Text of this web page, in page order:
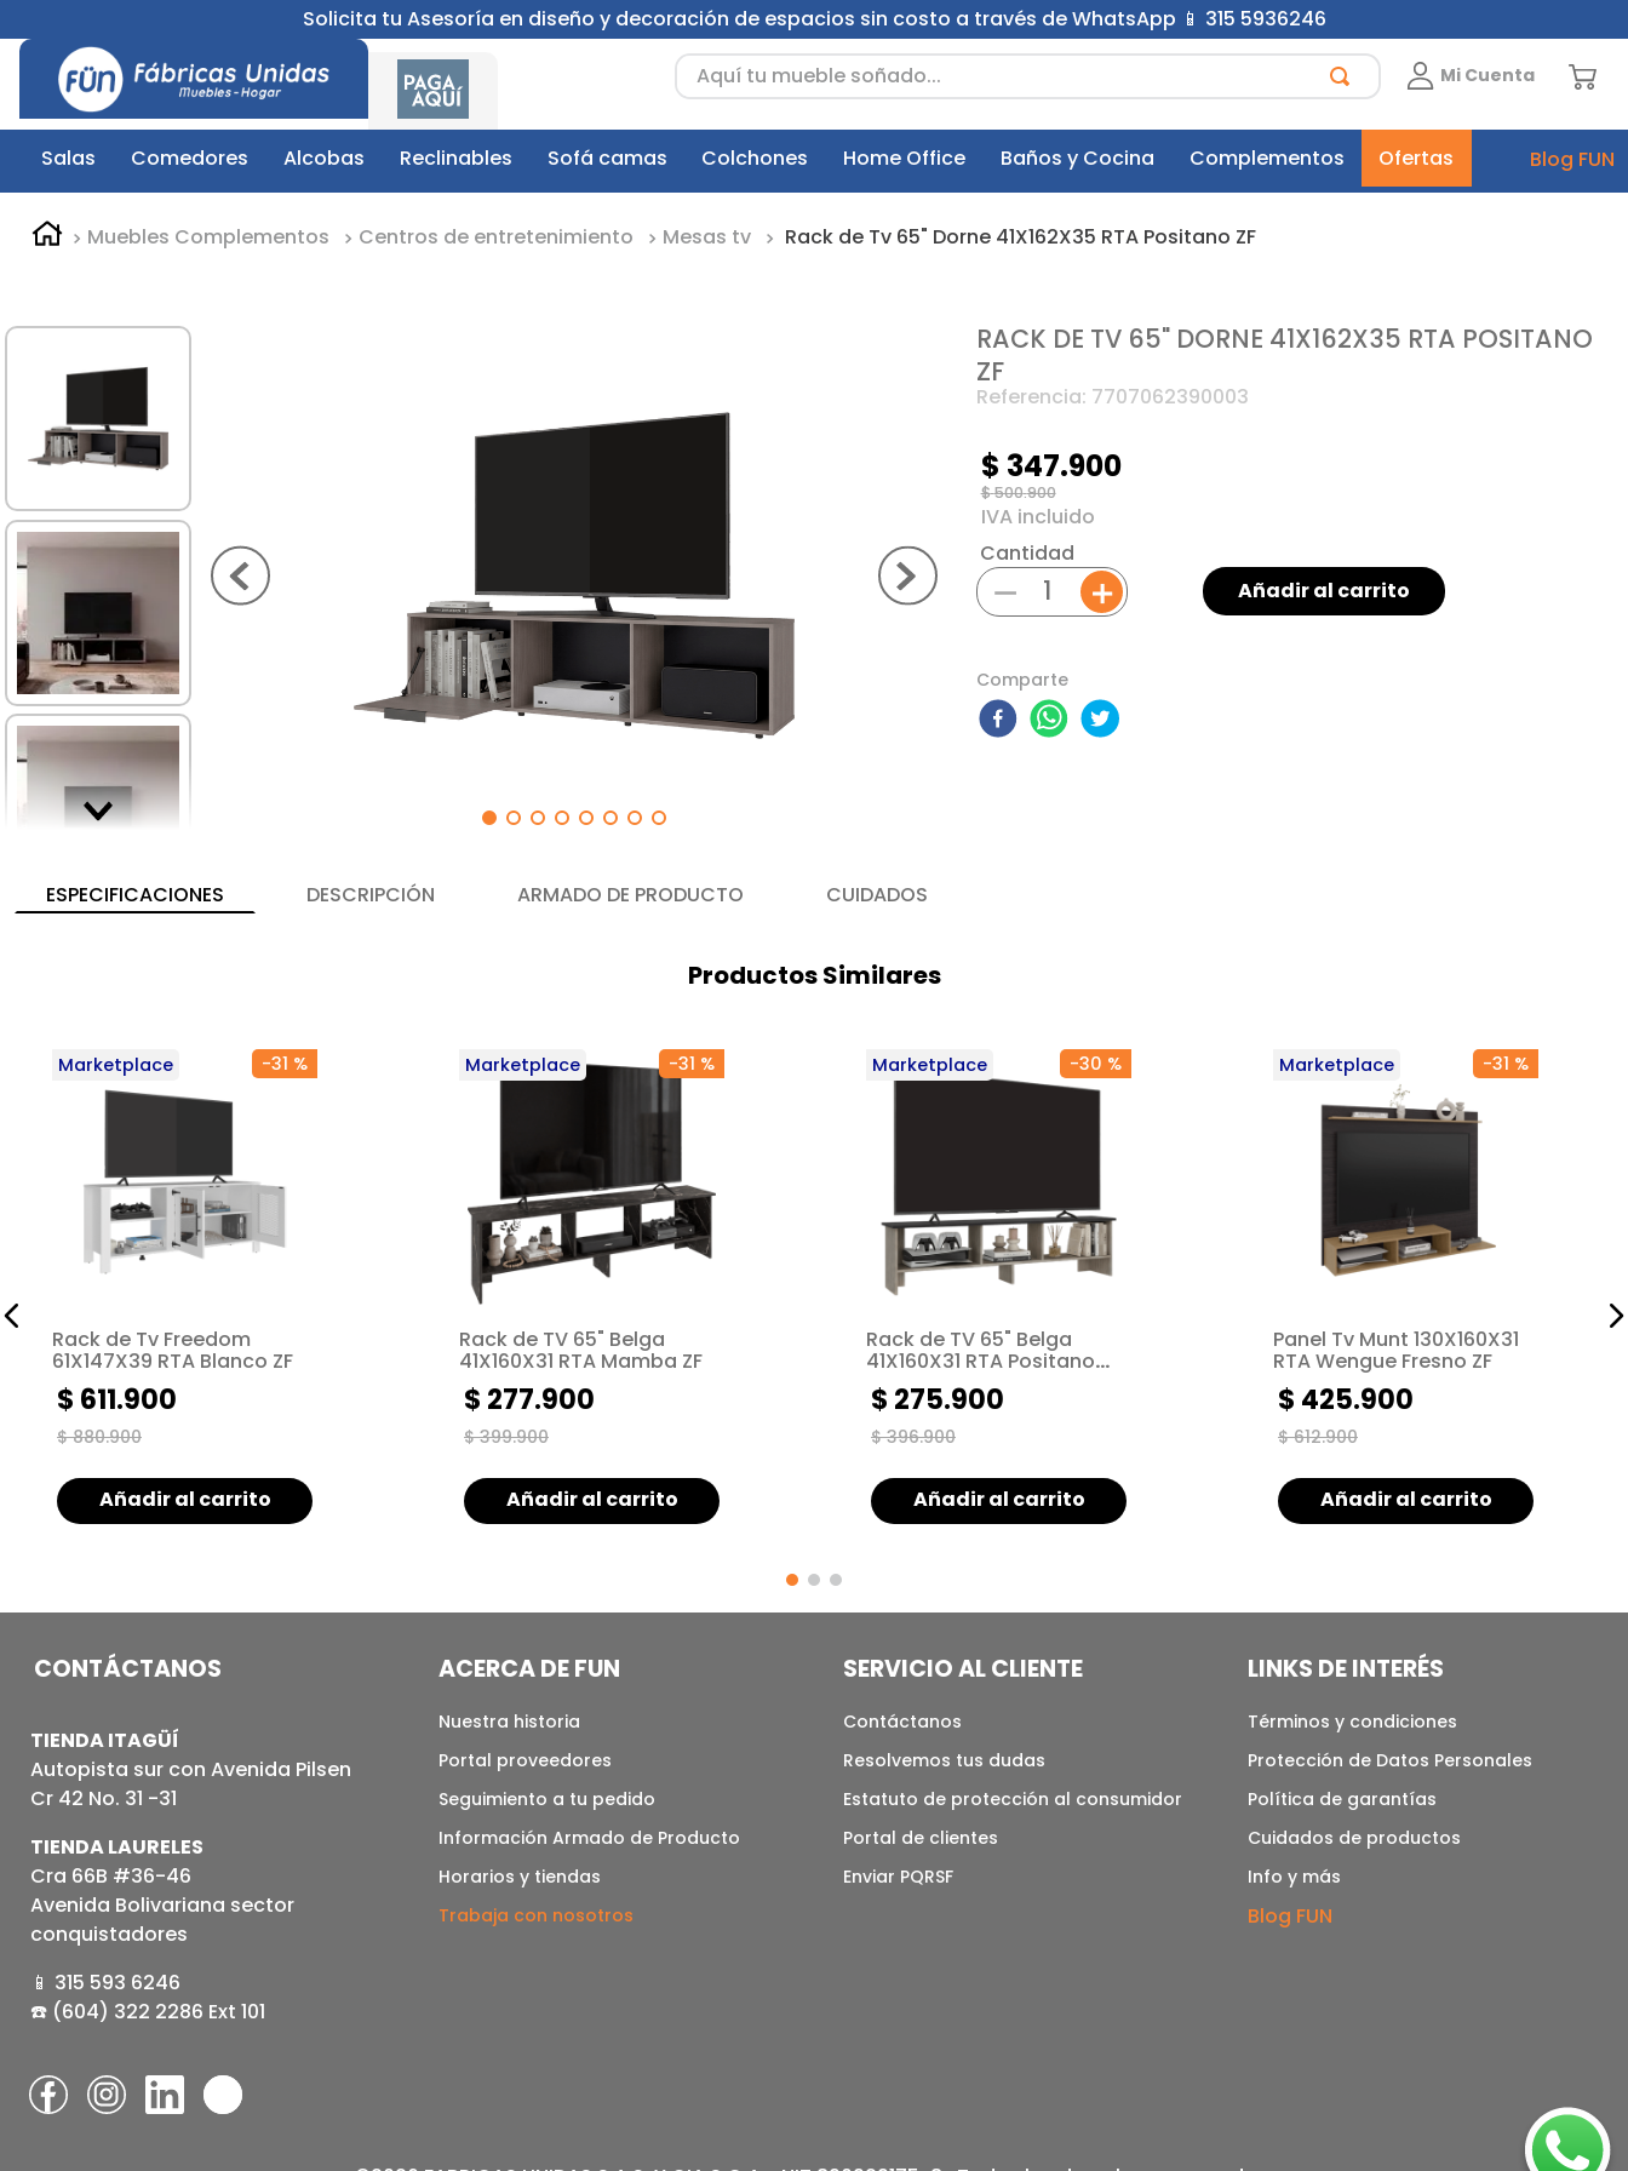
Solicita tu Asesoría en diseño y decoración de espacios sin costo a través de WhatsApp 📱 315 5936246
Aquí tu mueble soñado...
Mi Cuenta
Salas Comedores Alcobas Reclinables Sofá camas Colchones Home Office Baños y Cocina Complementos Ofertas Blog FUN
Muebles Complementos Centros de entretenimiento Mesas tv Rack de Tv 65" Dorne 41X162X35 RTA Positano ZF
RACK DE TV 65" DORNE 41X162X35 RTA POSITANO
ZF
Referencia: 7707062390003
$500.900
$ 347.900
Cantidad
＋
－ Añadir al carrito
Comparte
ESPECIFICACIONES DESCRIPCIÓN ARMADO DE PRODUCTO CUIDADOS
Productos Similares
Marketplace -31 %
Rack de Tv Freedom
61X147X39 RTA Blanco ZF
$ 880.900
$ 611.900
Añadir al carrito
Marketplace -31 %
Rack de TV 65" Belga
41X160X31 RTA Mamba ZF
$ 399.900
$ 277.900
Añadir al carrito
Marketplace -30 %
Rack de TV 65" Belga
41X160X31 RTA Positano
Wengue ZF
$ 396.900
$ 275.900
Añadir al carrito
Marketplace -31 %
Panel Tv Munt 130X160X31
RTA Wengue Fresno ZF
$ 612.900
$ 425.900
Añadir al carrito
CONTÁCTANOS
TIENDA ITAGÜÍ
Autopista sur con Avenida Pilsen
Cr 42 No. 31 -31
TIENDA LAURELES
Cra 66B #36-46
Avenida Bolivariana sector
conquistadores
📱 315 593 6246
☎️ (604) 322 2286 Ext 101
ACERCA DE FUN
Nuestra historia
Portal proveedores
Seguimiento a tu pedido
Información Armado de Producto
Horarios y tiendas
Trabaja con nosotros
SERVICIO AL CLIENTE
Contáctanos
Resolvemos tus dudas
Estatuto de protección al consumidor
Portal de clientes
Enviar PQRSF
LINKS DE INTERÉS
Términos y condiciones
Protección de Datos Personales
Política de garantías
Cuidados de productos
Info y más
Blog FUN